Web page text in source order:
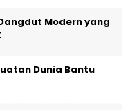
Modern yang
Dunia Bantu